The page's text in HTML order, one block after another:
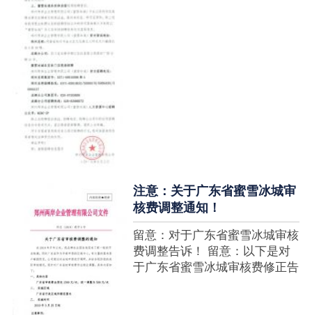
注意：关于广东省蜜雪冰城审
核费调整通知！
留意：对于广东省蜜雪冰城审核
费调整告诉！ 留意：以下是对
于广东省蜜雪冰城审核费修正告